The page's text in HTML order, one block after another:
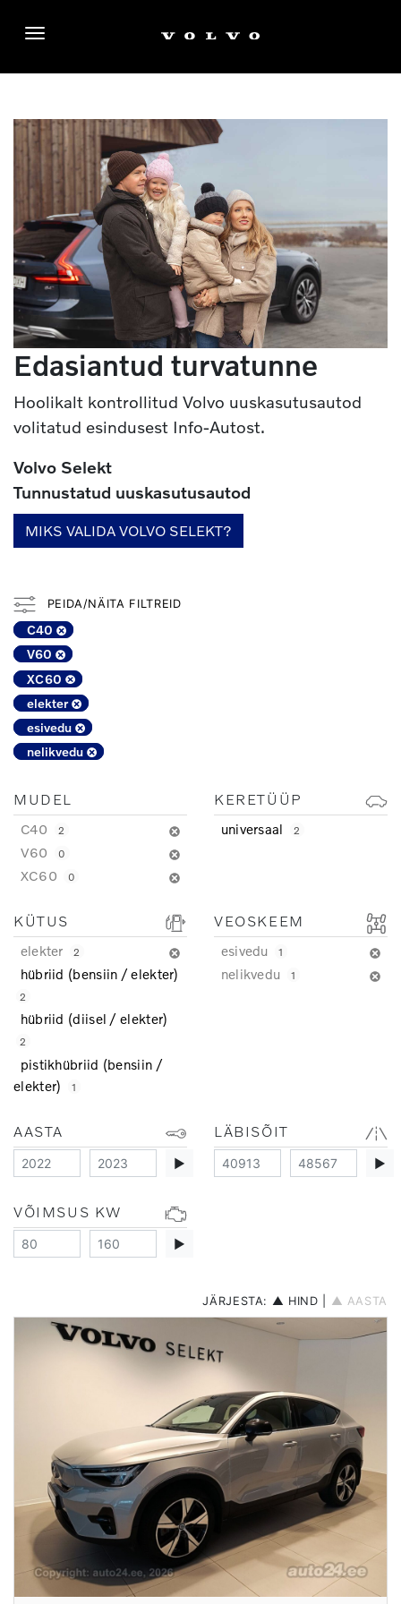
Edasiantud turvatunne
Hoolikalt kontrollitud Volvo uuskasutusautod
volitatud esindusest Info-Autost.
Volvo Selekt
Tunnustatud uuskasutusautod
MIKS VALIDA VOLVO SELEKT?
PEIDA/NÄITA FILTREID
C40
V60
XC60
elekter
esivedu
nelikvedu
MUDEL
C40 2
V60 0
XC60 0
KERETÜÜP
universaal 2
KÜTUS
elekter 2
hübriid (bensiin / elekter)
2
hübriid (diisel / elekter)
2
pistikhübriid (bensiin /
elekter)
1
VEOSKEEM
esivedu 1
nelikvedu 1
AASTA
▶
LÄBISÕIT
▶
VÕIMSUS KW
▶
JÄRJESTA: ▲ HIND ▲ AASTA